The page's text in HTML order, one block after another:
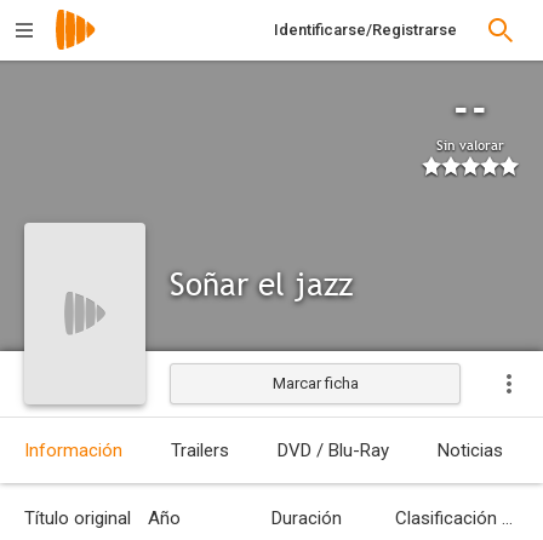
Identificarse/Registrarse
--
Sin valorar
Soñar el jazz
Marcar ficha
Información Trailers DVD / Blu-Ray Noticias
Título original Año Duración Clasificación por edades